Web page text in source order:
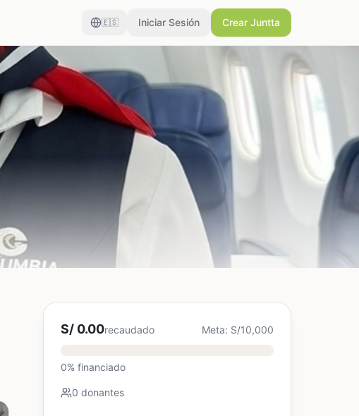
🇪🇸 Iniciar Sesión Crear Juntta
S/ 0.00recaudado Meta: S/10,000
0% financiado
0 donantes